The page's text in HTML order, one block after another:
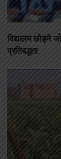
विद्यालय छोड्ने
प्रतिबद्धता